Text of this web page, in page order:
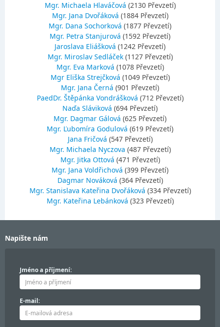
Mgr. Michaela Hlaváčová (2130 Převzetí)
Mgr. Jana Dvořáková (1884 Převzetí)
Mgr. Dana Sochorková (1877 Převzetí)
Mgr. Petra Stanjurová (1592 Převzetí)
Jaroslava Eliášková (1242 Převzetí)
Mgr. Miroslav Sedláček (1127 Převzetí)
Mgr. Eva Marková (1078 Převzetí)
Mgr Eliška Strejčková (1049 Převzetí)
Mgr. Jana Černá (901 Převzetí)
PaedDr. Štěpánka Vondrášková (712 Převzetí)
Naďa Sláviková (694 Převzetí)
Mgr. Dagmar Gálová (625 Převzetí)
Mgr. Ľubomíra Godulová (619 Převzetí)
Jana Fričová (547 Převzetí)
Mgr. Michaela Nyczova (487 Převzetí)
Mgr. Jitka Ottová (471 Převzetí)
Mgr. Jana Voldřichová (399 Převzetí)
Dagmar Nováková (364 Převzetí)
Mgr. Stanislava Kateřina Dvořáková (334 Převzetí)
Mgr. Kateřina Lebánková (323 Převzetí)
Napište nám
Jméno a příjmení:
E-mail: